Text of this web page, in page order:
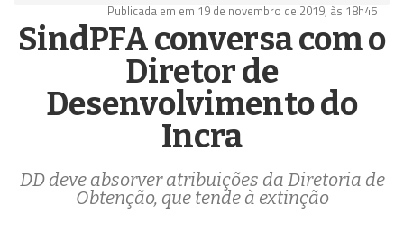
Publicada em em 19 de novembro de 2019, às 18h45
SindPFA conversa com o
Diretor de
Desenvolvimento do
Incra
DD deve absorver atribuições da Diretoria de
Obtenção, que tende à extinção